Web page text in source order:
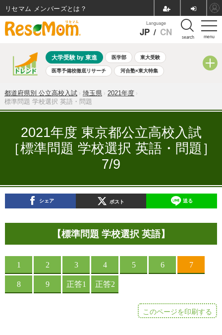
menu
Language
JP / CN search
大学受験 by 東進 医学部 東大受験
医専予備校徹底リサーチ 河合塾×東大特集
共通テスト 夏休み 8月開催学校説明会・相談会
8月開催イベント・WS 全国公立高校 過去問 人気記事
ランキング
都道府県別 公立高校入試 埼玉県
2021年度
標準問題 学校選択 英語・問題
2021年度 東京都公立高校入試
［標準問題 学校選択 英語・問題］
7/9
シェア ポスト 送る
【標準問題 学校選択 英語】
このページを印刷する
リセマム メンバーズ